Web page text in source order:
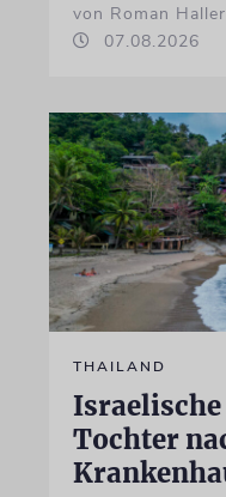
von Roman Haller
07.08.2026
THAILAND
Tochter